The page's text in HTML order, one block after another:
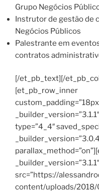
Grupo Negócios
Instrutor de gestão de
Negócios Públicos
Palestrante em
contratos
[/et_pb_text][/
[et_pb_row_inner
type=”4_4″
_builder_version=”3.1.1″
src=”https://
content/uploads/2018/